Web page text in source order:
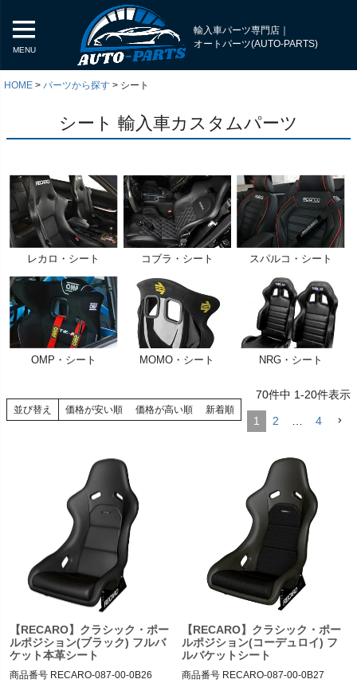
MENU
輸入車パーツ専門店｜
オートパーツ(AUTO-PARTS)
HOME パーツから探す シート
シート 輸入車カスタムパーツ
レカロ・シート コブラ・シート スパルコ・シート
OMP・シート MOMO・シート NRG・シート
並び替え 価格が安い順 価格が高い順 新着順
70件中 1-20件表示
1 2 4
【RECARO】クラシック・ポー
ルポジション(ブラック) フルバ
ケット本革シート
商品番号 RECARO-087-00-0B26
【RECARO】クラシック・ポー
ルポジション(コーデュロイ) フ
ルバケットシート
商品番号 RECARO-087-00-0B27